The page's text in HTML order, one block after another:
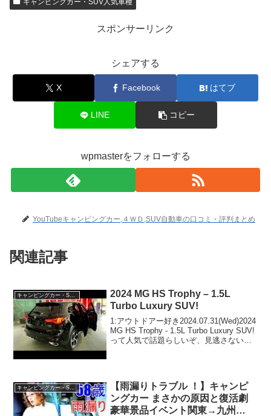
キャンピングカー・SUV人気車種
スポンサーリンク
シェアする
X Facebook はてブ
LINE コピー
wpmasterをフォローする
YouTubeキャンピングカー,４ＷＤ,SUV自動車の口コミ・評判まとめ
関連記事
キャンピングカー・SUV人気車種
2024 MG HS Trophy – 1.5L
Turbo Luxury SUV!
1:アウトドアー好き2024.07.31(Wed)2024
MG HS Trophy - 1.5L Turbo Luxury SUV!
って人気で話題らしいぞ、見逃さない
キャンピングカー・SUV人気車種
【雨漏りトラブル ！】キャンピ
ングカー まさかの原因と復活劇
豪華景品イベント関東→九州